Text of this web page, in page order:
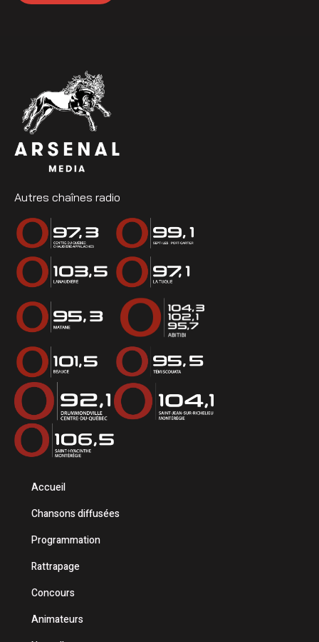
Autres chaînes radio
Accueil
Chansons diffusées
Programmation
Rattrapage
Concours
Animateurs